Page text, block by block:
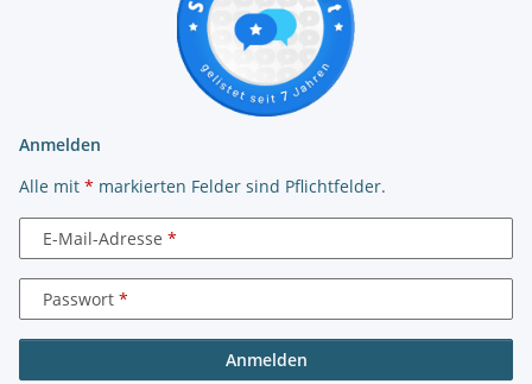
Anmelden
Alle mit * markierten Felder sind Pflichtfelder.
E-Mail-Adresse
Passwort
Anmelden